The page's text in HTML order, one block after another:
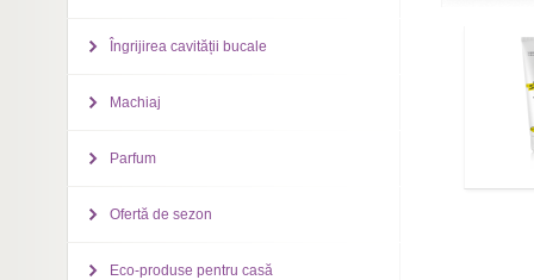
Îngrijirea cavității bucale
Machiaj
Parfum
Ofertă de sezon
Eco-produse pentru casă